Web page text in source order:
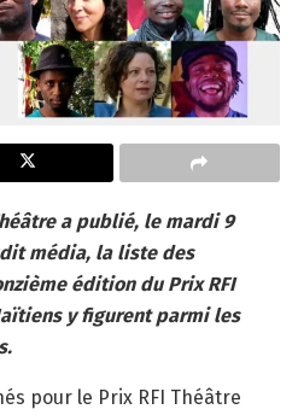
a publié, le mardi 9
média, la liste des
édition du Prix RFI
y figurent parmi les
pour le Prix RFI Théâtre